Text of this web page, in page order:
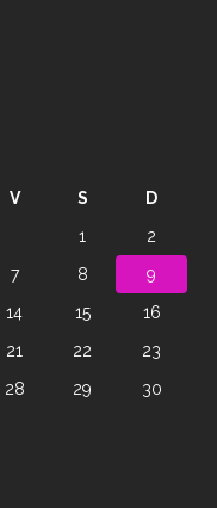
V S
D
1
2
7 8
9
14 15
16
21 22
23
28 29
30